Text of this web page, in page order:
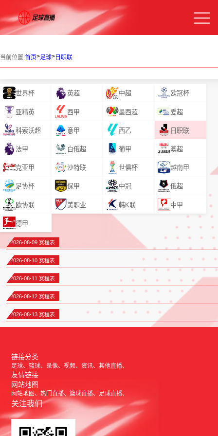
当前位置:首页>足球> 日职联
世界杯 英超 中超 欧冠杯
亚精英 西甲 墨西超 爱超
科索沃超 意甲 西乙 日职联
法甲 白俄超 葡甲 澳超
克亚甲 沙特联 世俱杯 越南甲
足协杯 保甲 中冠 俄超
欧协联 美职业 韩K联 中甲
德甲
2026-08-09 赛程表
2026-08-10 赛程表
2026-08-11 赛程表
2026-08-12 赛程表
2026-08-13 赛程表
链接分类
足球 篮球 录像 视频 资讯 其他直播
友情链接
网站地图
网站地图 热门直播 篮球直播 足球直播
关注我们